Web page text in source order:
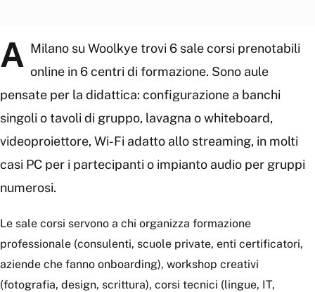
A Milano su Woolkye trovi 6 sale corsi prenotabili
online in 6 centri di formazione. Sono aule
pensate per la didattica: configurazione a banchi
singoli o tavoli di gruppo, lavagna o whiteboard,
videoproiettore, Wi-Fi adatto allo streaming, in molti
casi PC per i partecipanti o impianto audio per gruppi
numerosi.
Le sale corsi servono a chi organizza formazione
professionale (consulenti, scuole private, enti certificatori,
aziende che fanno onboarding), workshop creativi
(fotografia, design, scrittura), corsi tecnici (lingue, IT,